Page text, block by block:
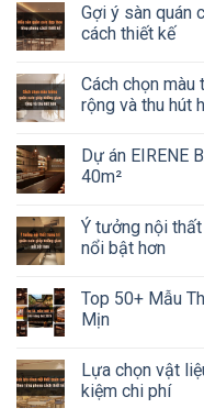
Gợi ý sàn quán
cách thiết kế
Cách chọn
rộng và thu hút
Dự án EIRENE
40m²
Ý tưởng nội
nổi bật hơn
Top 50+ Mẫu
Mịn
Lựa chọn vật
kiệm chi phí